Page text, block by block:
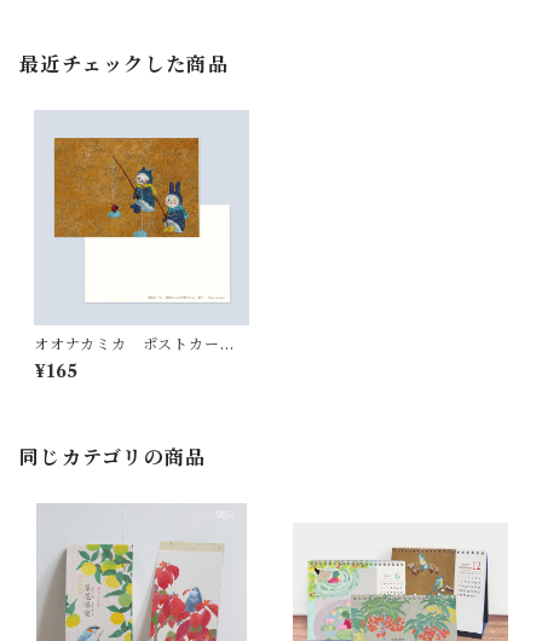
最近チェックした商品
オオナカミカ ポストカード
「釣り」
¥165
同じカテゴリの商品